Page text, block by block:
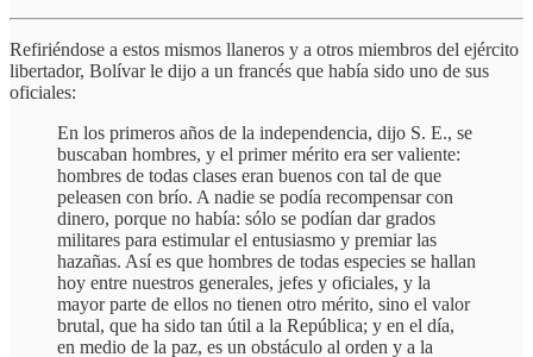
Refiriéndose a estos mismos llaneros y a otros miembros del ejército
libertador, Bolívar le dijo a un francés que había sido uno de sus
oficiales:
En los primeros años de la independencia, dijo S. E., se
buscaban hombres, y el primer mérito era ser valiente:
hombres de todas clases eran buenos con tal de que
peleasen con brío. A nadie se podía recompensar con
dinero, porque no había: sólo se podían dar grados
militares para estimular el entusiasmo y premiar las
hazañas. Así es que hombres de todas especies se hallan
hoy entre nuestros generales, jefes y oficiales, y la
mayor parte de ellos no tienen otro mérito, sino el valor
brutal, que ha sido tan útil a la República; y en el día,
en medio de la paz, es un obstáculo al orden y a la